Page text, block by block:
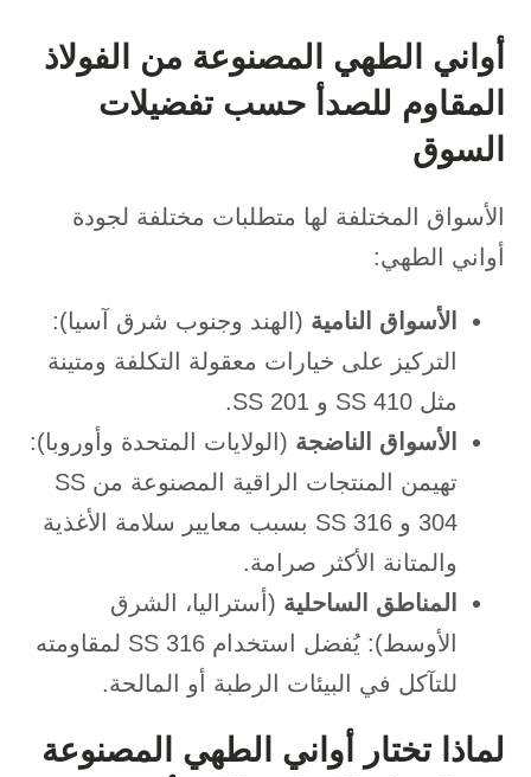
أواني الطهي المصنوعة من الفولاذ
المقاوم للصدأ حسب تفضيلات
السوق
الأسواق المختلفة لها متطلبات مختلفة لجودة
أواني الطهي:
الأسواق النامية (الهند وجنوب شرق آسيا):
التركيز على خيارات معقولة التكلفة ومتينة
مثل SS 410 و SS 201.
الأسواق الناضجة (الولايات المتحدة وأوروبا):
تهيمن المنتجات الراقية المصنوعة من SS
304 و SS 316 بسبب معايير سلامة الأغذية
والمتانة الأكثر صرامة.
المناطق الساحلية (أستراليا، الشرق
الأوسط): يُفضل استخدام SS 316 لمقاومته
للتآكل في البيئات الرطبة أو المالحة.
لماذا تختار أواني الطهي المصنوعة